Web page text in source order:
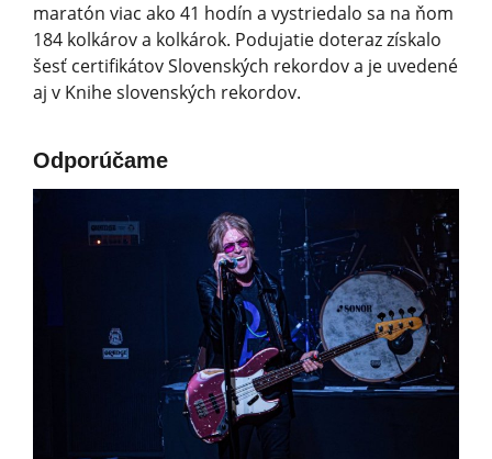
maratón viac ako 41 hodín a vystriedalo sa na ňom
184 kolkárov a kolkárok. Podujatie doteraz získalo
šesť certifikátov Slovenských rekordov a je uvedené
aj v Knihe slovenských rekordov.
Odporúčame